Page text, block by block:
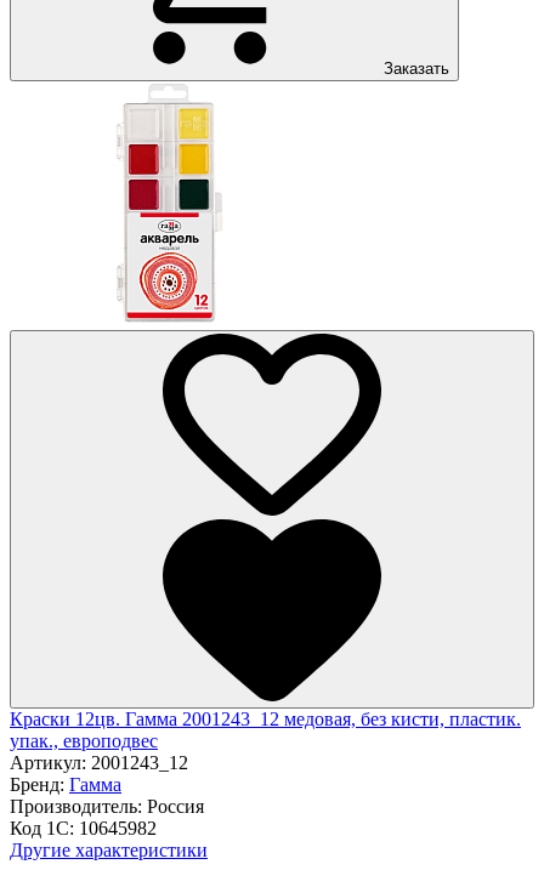
Заказать
Краски 12цв. Гамма 2001243_12 медовая, без кисти, пластик.
упак., европодвес
Артикул: 2001243_12
Бренд: Гамма
Производитель: Россия
Код 1С: 10645982
Другие характеристики